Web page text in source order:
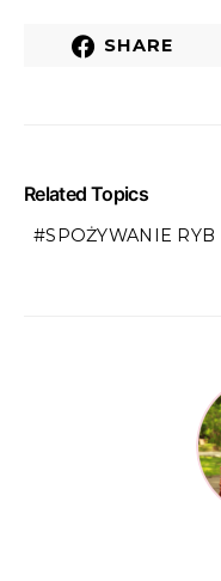
SHARE
Related Topics
SPOŻYWANIE RYB